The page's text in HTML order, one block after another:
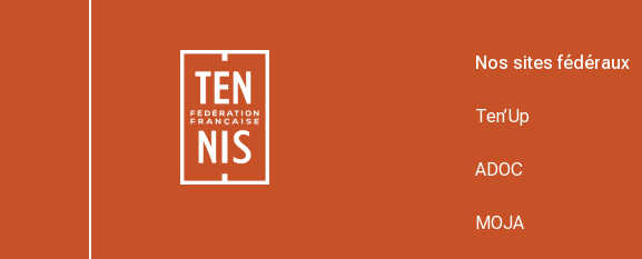
Nos sites fédéraux
Ten’Up
ADOC
MOJA